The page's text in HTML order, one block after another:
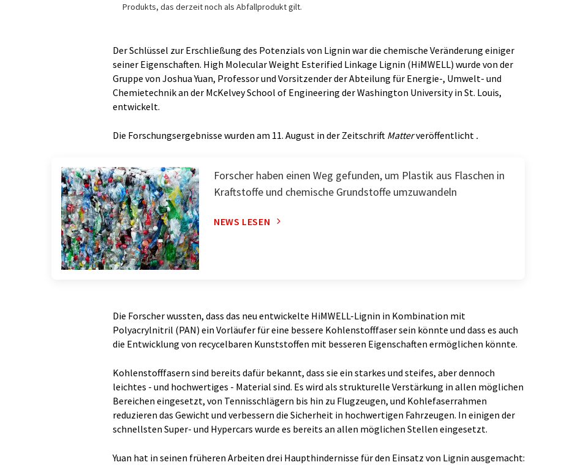
Produkts, das derzeit noch als Abfallprodukt gilt.
Der Schlüssel zur Erschließung des Potenzials von Lignin war die chemische Veränderung einiger
seiner Eigenschaften. High Molecular Weight Esterified Linkage Lignin (HiMWELL) wurde von der
Gruppe von Joshua Yuan, Professor und Vorsitzender der Abteilung für Energie-, Umwelt- und
Chemietechnik an der McKelvey School of Engineering der Washington University in St. Louis,
entwickelt.
Die Forschungsergebnisse wurden am 11. August in der Zeitschrift Matterveröffentlicht .
Forscher haben einen Weg gefunden, um Plastik aus Flaschen in
Kraftstoffe und chemische Grundstoffe umzuwandeln
NEWS LESEN
Die Forscher wussten, dass das neu entwickelte HiMWELL-Lignin in Kombination mit
Polyacrylnitril (PAN) ein Vorläufer für eine bessere Kohlenstofffaser sein könnte und dass es auch
die Entwicklung von recycelbaren Kunststoffen mit besseren Eigenschaften ermöglichen könnte.
Kohlenstofffasern sind bereits dafür bekannt, dass sie ein starkes und steifes, aber dennoch
leichtes - und hochwertiges - Material sind. Es wird als strukturelle Verstärkung in allen möglichen
Bereichen eingesetzt, von Tennisschlägern bis hin zu Flugzeugen, und Kohlefaserrahmen
reduzieren das Gewicht und verbessern die Sicherheit in hochwertigen Fahrzeugen. In einigen der
schnellsten Super- und Hypercars wurde es bereits an allen möglichen Stellen eingesetzt.
Yuan hat in seinen früheren Arbeiten drei Haupthindernisse für den Einsatz von Lignin ausgemacht: